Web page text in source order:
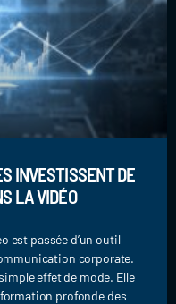
INVESTISSENT DE
LA VIDÉO
est passée d’un outil
corporate.
effet de mode. Elle
profonde des